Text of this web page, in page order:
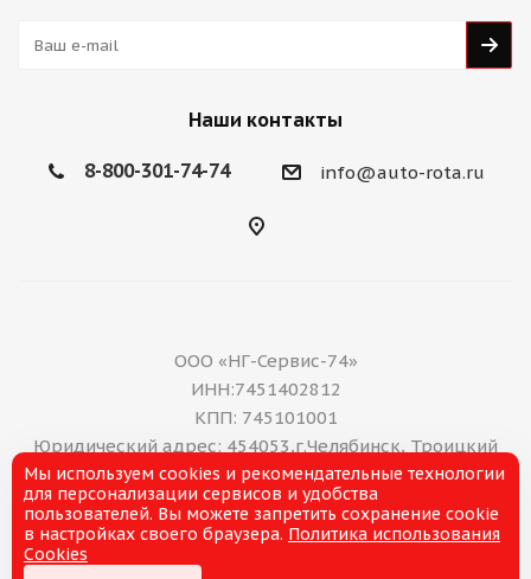
Наши контакты
8-800-301-74-74 info@auto-rota.ru
ООО «НГ-Сервис-74»
ИНН:7451402812
КПП: 745101001
Юридический адрес: 454053,г.Челябинск, Троицкий
тракт, дом 11 А, нежилое помещение 16
E-mail: office@ng-servis.ru
8(351)211-21-07
Мы используем cookies и рекомендательные технологии
для персонализации сервисов и удобства
пользователей. Вы можете запретить сохранение cookie
в настройках своего браузера. Политика использования
Cookies